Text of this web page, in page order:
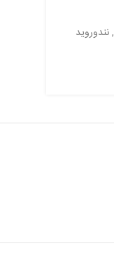
,نندوروید